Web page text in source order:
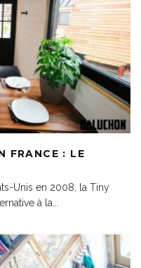
FRANCE : LE
Unis en 2008, la Tiny
à la